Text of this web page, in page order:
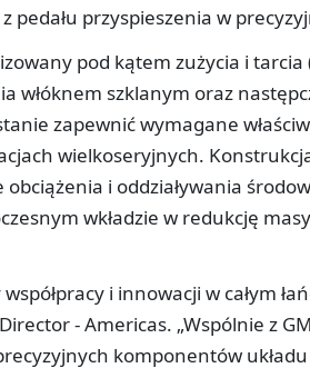
z pedału przyspieszenia w
pod kątem zużycia i tarcia
włóknem szklanym oraz
zapewnić wymagane
wielkoseryjnych.
i oddziaływania
wkładzie w redukcję
i innowacji w całym
- Americas. „Wspólnie z
komponentów